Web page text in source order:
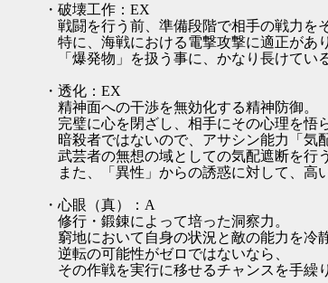
・破壊工作：EX
戦闘を行う前、準備段階で相手の戦力を
特に、海戦における電撃攻撃に適正があり
「爆発物」を扱う事に、かなり長けている
・透化：EX
精神面への干渉を無効化する精神防御。
完璧に心を閉ざし、相手にその心理を悟
暗殺者ではないので、アサシン能力「気
武芸者の無想の域としての気配遮断を行
また、「異性」からの誘惑に対して、高
・心眼（真）：A
修行・鍛錬によって培った洞察力。
窮地において自身の状況と敵の能力を冷
逆転の可能性がゼロではないなら、
その作戦を実行に移せるチャンスを手繰